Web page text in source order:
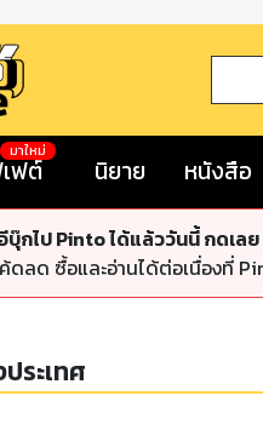
ฟต์
มาใหม่
นิยาย หนังสือ
บุ๊กไป Pinto ได้แล้ววันนี้ กดเลย
ดลด ซื้อและอ่านได้ต่อเนื่องที่
ระเทศ